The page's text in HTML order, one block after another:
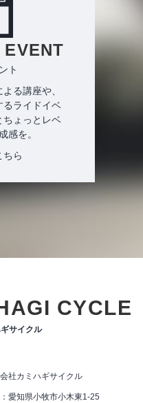
ト
る講座や、
るライドイベ
ちょっとレベ
感を。
ちら
CYCLE
サイクル
社カミハギサイクル
愛知県小牧市小木東1-25